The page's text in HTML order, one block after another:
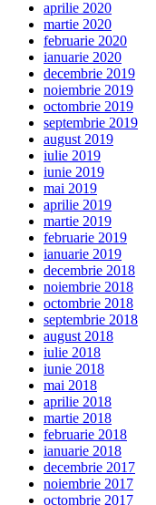
aprilie 2020
martie 2020
februarie 2020
ianuarie 2020
decembrie 2019
noiembrie 2019
octombrie 2019
septembrie 2019
august 2019
iulie 2019
iunie 2019
mai 2019
aprilie 2019
martie 2019
februarie 2019
ianuarie 2019
decembrie 2018
noiembrie 2018
octombrie 2018
septembrie 2018
august 2018
iulie 2018
iunie 2018
mai 2018
aprilie 2018
martie 2018
februarie 2018
ianuarie 2018
decembrie 2017
noiembrie 2017
octombrie 2017